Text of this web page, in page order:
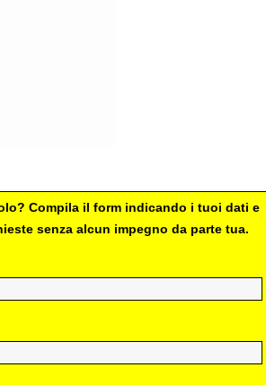
Compila il form indicando i tuoi dati e
senza alcun impegno da parte tua.